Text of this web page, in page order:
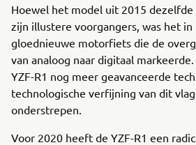
Hoewel het model uit 2015 dezelfde
zijn illustere voorgangers, was het
gloednieuwe motorfiets die de
van analoog naar digitaal
YZF-R1 nog meer geavanceerde
technologische verfijning van dit
onderstrepen.
Voor 2020 heeft de YZF-R1 een